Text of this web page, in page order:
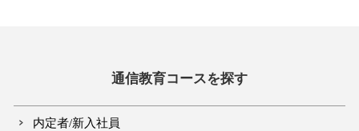
通信教育コースを探す
内定者/新入社員